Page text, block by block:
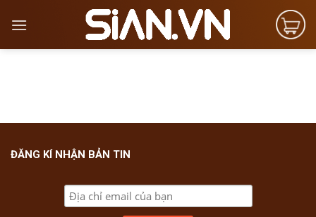
ĐĂNG KÍ NHẬN BẢN TIN